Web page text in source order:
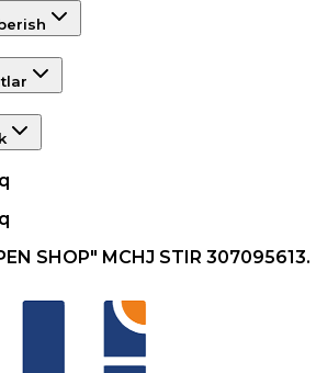
SHOP" MCHJ STIR 307095613.